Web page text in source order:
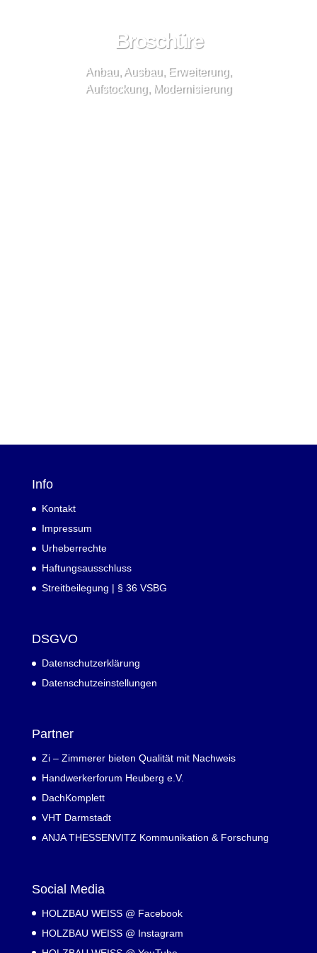
Broschüre
Anbau, Ausbau, Erweiterung,
Aufstockung, Modernisierung
Info
Kontakt
Impressum
Urheberrechte
Haftungsausschluss
Streitbeilegung | § 36 VSBG
DSGVO
Datenschutzerklärung
Datenschutzeinstellungen
Partner
Zi – Zimmerer bieten Qualität mit Nachweis
Handwerkerforum Heuberg e.V.
DachKomplett
VHT Darmstadt
ANJA THESSENVITZ Kommunikation & Forschung
Social Media
HOLZBAU WEISS @ Facebook
HOLZBAU WEISS @ Instagram